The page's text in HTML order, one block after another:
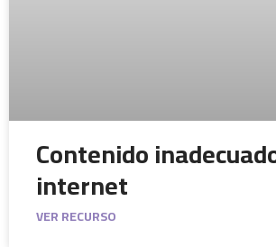
Contenido
internet
VER RECURSO